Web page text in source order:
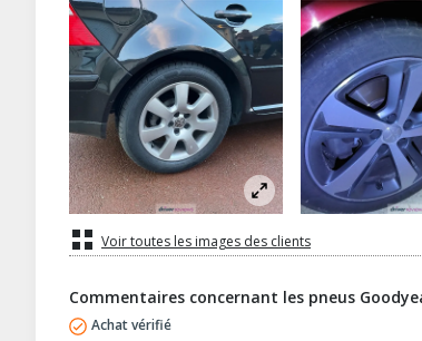
Voir toutes les images des clients
Commentaires concernant les pneus
Achat vérifié